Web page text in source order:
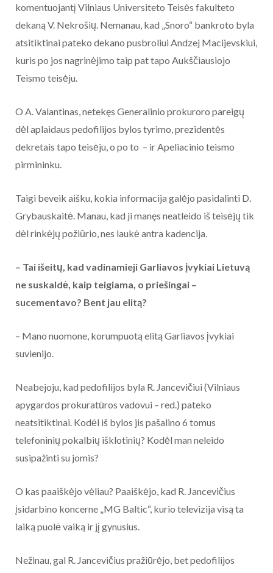
komentuojantį Vilniaus Universiteto Teisės fakulteto
dekaną V. Nekrošių. Nemanau, kad „Snoro“ bankroto byla
atsitiktinai pateko dekano pusbroliui Andzej Macijevskiui,
kuris po jos nagrinėjimo taip pat tapo Aukščiausiojo
Teismo teisėju.
O A. Valantinas, netekęs Generalinio prokuroro pareigų
dėl aplaidaus pedofilijos bylos tyrimo, prezidentės
dekretais tapo teisėju, o po to – ir Apeliacinio teismo
pirmininku.
Taigi beveik aišku, kokia informacija galėjo pasidalinti D.
Grybauskaitė. Manau, kad ji manęs neatleido iš teisėjų tik
dėl rinkėjų požiūrio, nes laukė antra kadencija.
– Tai išeitų, kad vadinamieji Garliavos įvykiai Lietuvą
ne suskaldė, kaip teigiama, o priešingai –
sucementavo? Bent jau elitą?
– Mano nuomone, korumpuotą elitą Garliavos įvykiai
suvienijo.
Neabejoju, kad pedofilijos byla R. Jancevičiui (Vilniaus
apygardos prokuratūros vadovui – red.) pateko
neatsitiktinai. Kodėl iš bylos jis pašalino 6 tomus
telefoninių pokalbių išklotinių? Kodėl man neleido
susipažinti su jomis?
O kas paaiškėjo vėliau? Paaiškėjo, kad R. Jancevičius
įsidarbino koncerne „MG Baltic“, kurio televizija visą ta
laiką puolė vaiką ir jį gynusius.
Nežinau, gal R. Jancevičius pražiūrėjo, bet pedofilijos